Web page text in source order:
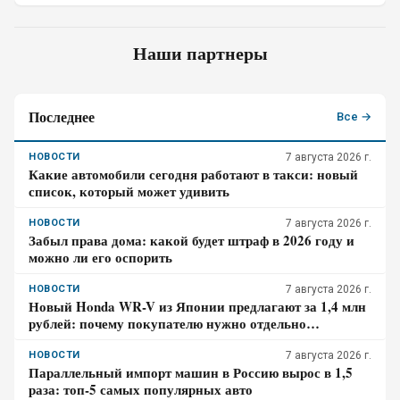
Наши партнеры
Последнее Все →
НОВОСТИ 7 августа 2026 г.
Какие автомобили сегодня работают в такси: новый
список, который может удивить
НОВОСТИ 7 августа 2026 г.
Забыл права дома: какой будет штраф в 2026 году и
можно ли его оспорить
НОВОСТИ 7 августа 2026 г.
Новый Honda WR-V из Японии предлагают за 1,4 млн
рублей: почему покупателю нужно отдельно
НОВОСТИ 7 августа 2026 г.
Параллельный импорт машин в Россию вырос в 1,5
раза: топ-5 самых популярных авто